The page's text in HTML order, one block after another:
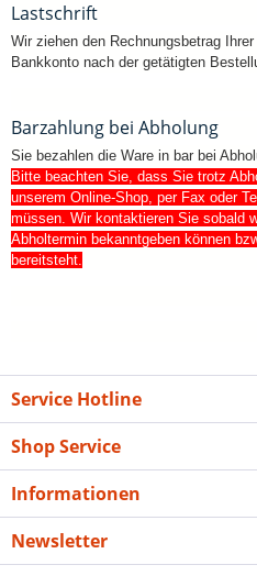
Lastschrift
Wir ziehen den Rechnungsbetrag
Bankkonto nach der getätigten
Barzahlung bei Abholung
Sie bezahlen die Ware in bar bei
Bitte beachten Sie, dass Sie trotz
unserem Online-Shop, per Fax oder
müssen. Wir kontaktieren Sie sobald
Abholtermin bekanntgeben können
bereitsteht.
Service Hotline
Shop Service
Informationen
Newsletter